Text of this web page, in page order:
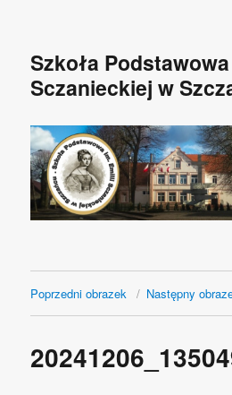
Szkoła
Sczanieckiej w
Poprzedni obrazek Następny